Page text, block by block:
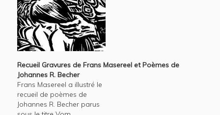
Recueil Gravures de Frans Masereel et Poèmes de
Johannes R. Becher
Frans Masereel a illustré le
recueil de poèmes de
Johannes R. Becher parus